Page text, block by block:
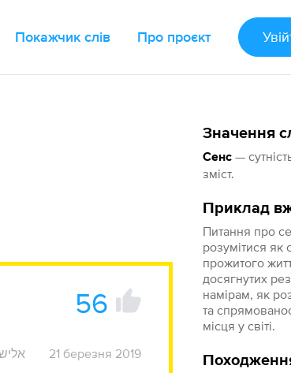
Покажчик слів Про проєкт
Значення
Сенс —
зміст.
Приклад
Питання про
розумітися як
прожитого
досягнутих
намірам, як
та
місця у світі.
56
21 березня 2019